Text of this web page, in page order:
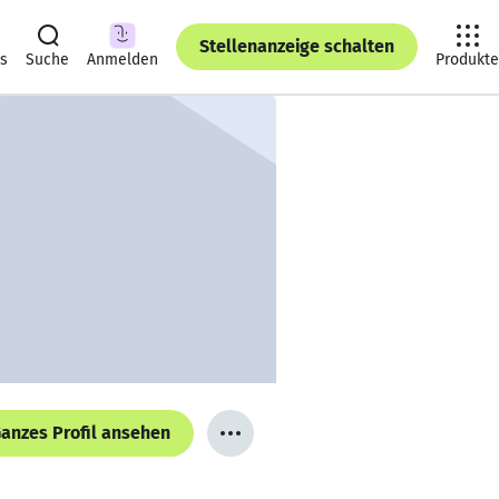
Suche Anmelden
Stellenanzeige schalten
Produkte
Profil ansehen